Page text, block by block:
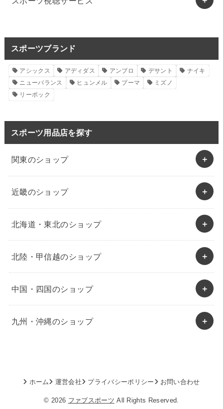
スポーツブランド
アシックス アディダス アンブロ デサント
ナイキ
ニューバランス
ヒュンメル プーマ
ミズノ
リーボック
スポーツ用品店を探す
関東のショップ
近畿のショップ
北海道・東北のショップ
北陸・甲信越のショップ
中国・四国のショップ
九州・沖縄のショップ
ホーム 運営会社 プライバシーポリシー お問い合わせ
© 2026 ファブスポーツ All Rights Reserved.